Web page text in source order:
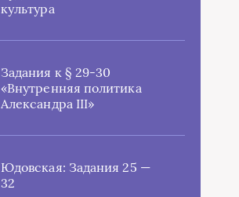
культура
Задания к § 29-30
«Внутренняя политика
Александра III»
Юдовская: Задания 25 —
32